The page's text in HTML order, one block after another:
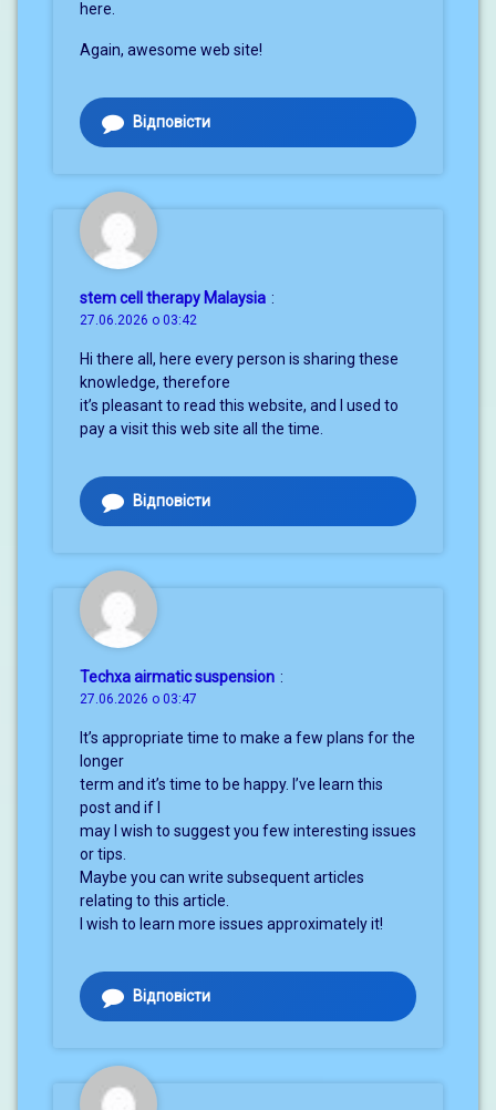
here.
Again, awesome web site!
Відповісти
stem cell therapy Malaysia :
27.06.2026 о 03:42
Hi there all, here every person is sharing these
knowledge, therefore
it’s pleasant to read this website, and I used to
pay a visit this web site all the time.
Відповісти
Techxa airmatic suspension :
27.06.2026 о 03:47
It’s appropriate time to make a few plans for the
longer
term and it’s time to be happy. I’ve learn this
post and if I
may I wish to suggest you few interesting issues
or tips.
Maybe you can write subsequent articles
relating to this article.
I wish to learn more issues approximately it!
Відповісти